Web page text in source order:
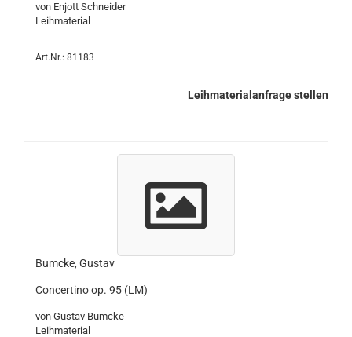
von Enjott Schneider
Leihmaterial
Art.Nr.: 81183
Leihmaterialanfrage stellen
Bumcke, Gustav
Concertino op. 95 (LM)
von Gustav Bumcke
Leihmaterial